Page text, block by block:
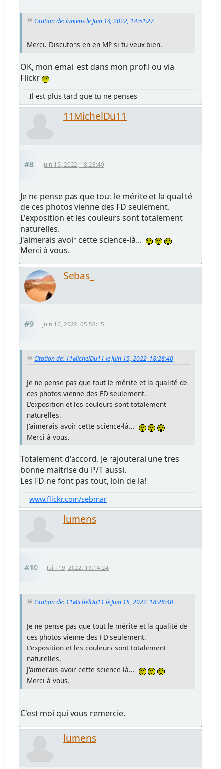
Citation de: lumens le Juin 14, 2022, 14:51:27
Merci. Discutons-en en MP si tu veux bien.
OK, mon email est dans mon profil ou via
Flickr
Il est plus tard que tu ne penses
11MichelDu11
#8 Juin 15, 2022, 18:28:40
Je ne pense pas que tout le mérite et la qualité
de ces photos vienne des FD seulement.
L'exposition et les couleurs sont totalement
naturelles.
J'aimerais avoir cette science-là...
Merci à vous.
Sebas_
#9 Juin 16, 2022, 05:58:15
Citation de: 11MichelDu11 le Juin 15, 2022, 18:28:40
Je ne pense pas que tout le mérite et la qualité de
ces photos vienne des FD seulement.
L'exposition et les couleurs sont totalement
naturelles.
J'aimerais avoir cette science-là...
Merci à vous.
Totalement d'accord. Je rajouterai une tres
bonne maitrise du P/T aussi.
Les FD ne font pas tout, loin de la!
www.flickr.com/sebmar
lumens
#10 Juin 19, 2022, 19:14:24
Citation de: 11MichelDu11 le Juin 15, 2022, 18:28:40
Je ne pense pas que tout le mérite et la qualité de
ces photos vienne des FD seulement.
L'exposition et les couleurs sont totalement
naturelles.
J'aimerais avoir cette science-là...
Merci à vous.
C'est moi qui vous remercie.
lumens